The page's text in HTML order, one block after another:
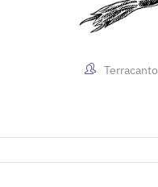
Terracanto